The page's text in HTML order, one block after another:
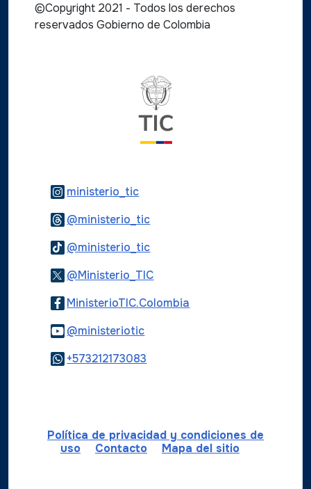
©Copyright 2021 - Todos los derechos
reservados Gobierno de Colombia
ministerio_ticLogo Instagram
@ministerio_ticLogo Threads
@ministerio_ticLogo Tiktok
@Ministerio_TICLogo Twitter
MinisterioTIC.Colombia
@ministerioticLogo Youtube
+573212173083
Política de privacidad y condiciones de
uso
Contacto Mapa del sitio